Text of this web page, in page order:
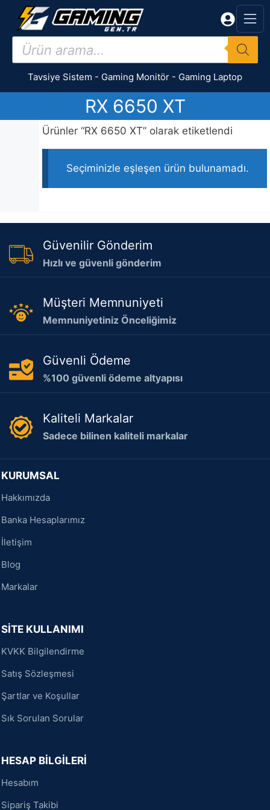
İçeriğe
Products
search
Tavsiye Sistem - Gaming Monitör - Gaming Laptop
RX 6650 XT
Ürünler “RX 6650 XT” olarak etiketlendi
Seçiminizle eşleşen ürün bulunamadı.
Güvenilir Gönderim
Hızlı ve güvenli gönderim
Müşteri Memnuniyeti
Memnuniyetiniz Önceliğimiz
Güvenli Ödeme
%100 güvenli ödeme altyapısı
Kaliteli Markalar
Sadece bilinen kaliteli markalar
KURUMSAL
Hakkımızda
Banka Hesaplarımız
İletişim
Blog
Markalar
SİTE KULLANIMI
KVKK Bilgilendirme
Satış Sözleşmesi
Şartlar ve Koşullar
Sık Sorulan Sorular
HESAP BİLGİLERİ
Hesabım
Sipariş Takibi